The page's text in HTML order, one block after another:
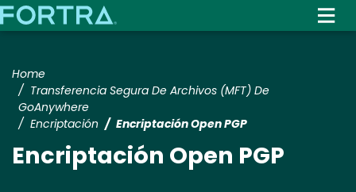
to
Home
Transferencia Segura De Archivos (MFT) De
GoAnywhere
Encriptación
Encriptación Open PGP
Encriptación Open PGP